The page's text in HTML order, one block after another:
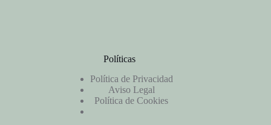
Políticas
Política de Privacidad
Aviso Legal
Política de Cookies